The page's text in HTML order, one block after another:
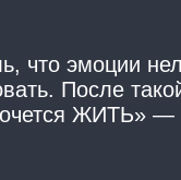
что эмоции
После
ЖИТЬ» —